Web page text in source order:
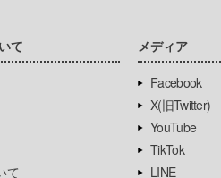
て
て
メディア
Facebook
X(旧Twitter)
YouTube
TikTok
LINE